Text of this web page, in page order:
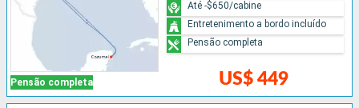
Pensão completa US$ 449
Até -$650/cabine
Entretenimento a bordo incluído
Pensão completa